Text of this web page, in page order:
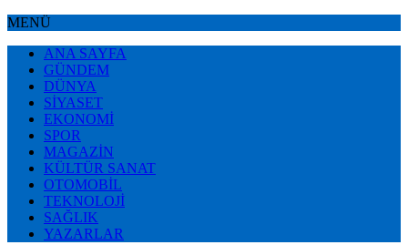
MENÜ
ANA SAYFA
GÜNDEM
DÜNYA
SİYASET
EKONOMİ
SPOR
MAGAZİN
KÜLTÜR SANAT
OTOMOBİL
TEKNOLOJİ
SAĞLIK
YAZARLAR